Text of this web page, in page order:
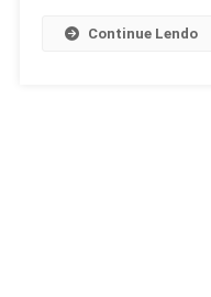
Continue Lendo